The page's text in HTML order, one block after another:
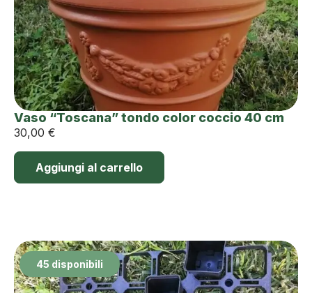
Vaso “Toscana” tondo color coccio 40 cm
30,00 €
Aggiungi al carrello
45 disponibili